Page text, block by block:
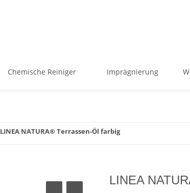
Chemische Reiniger Imprägnierung
LINEA NATURA® Terrassen-Öl farbig
LINEA